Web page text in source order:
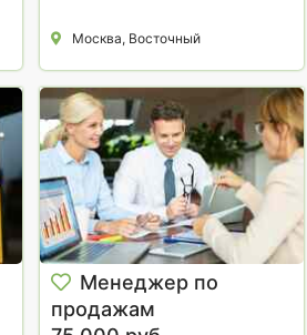
Москва, Восточный
Менеджер по
продажам